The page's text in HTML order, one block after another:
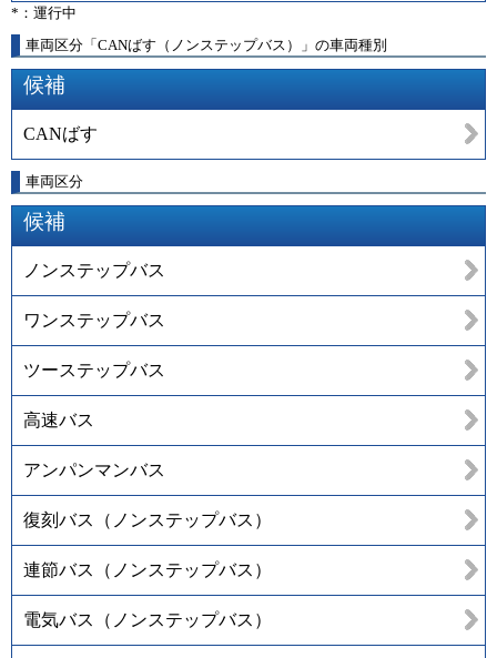
*：運行中
車両区分「CANばす（ノンステップバス）」の車両種別
候補
CANばす
車両区分
候補
ノンステップバス
ワンステップバス
ツーステップバス
高速バス
アンパンマンバス
復刻バス（ノンステップバス）
連節バス（ノンステップバス）
電気バス（ノンステップバス）